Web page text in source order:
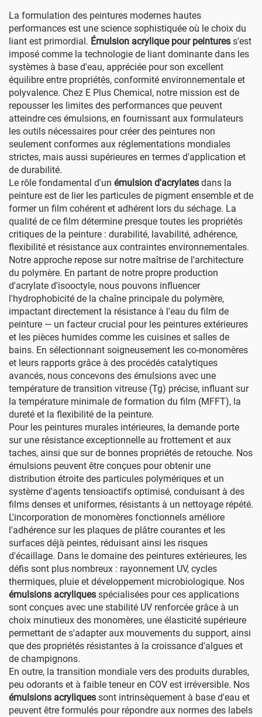
La formulation des peintures modernes hautes
performances est une science sophistiquée où le choix du
liant est primordial. Émulsion acrylique pour peintures s'est
imposé comme la technologie de liant dominante dans les
systèmes à base d'eau, appréciée pour son excellent
équilibre entre propriétés, conformité environnementale et
polyvalence. Chez E Plus Chemical, notre mission est de
repousser les limites des performances que peuvent
atteindre ces émulsions, en fournissant aux formulateurs
les outils nécessaires pour créer des peintures non
seulement conformes aux réglementations mondiales
strictes, mais aussi supérieures en termes d'application et
de durabilité.
Le rôle fondamental d'un émulsion d'acrylates dans la
peinture est de lier les particules de pigment ensemble et de
former un film cohérent et adhérent lors du séchage. La
qualité de ce film détermine presque toutes les propriétés
critiques de la peinture : durabilité, lavabilité, adhérence,
flexibilité et résistance aux contraintes environnementales.
Notre approche repose sur notre maîtrise de l'architecture
du polymère. En partant de notre propre production
d'acrylate d'isooctyle, nous pouvons influencer
l'hydrophobicité de la chaîne principale du polymère,
impactant directement la résistance à l'eau du film de
peinture — un facteur crucial pour les peintures extérieures
et les pièces humides comme les cuisines et salles de
bains. En sélectionnant soigneusement les co-monomères
et leurs rapports grâce à des procédés catalytiques
avancés, nous concevons des émulsions avec une
température de transition vitreuse (Tg) précise, influant sur
la température minimale de formation du film (MFFT), la
dureté et la flexibilité de la peinture.
Pour les peintures murales intérieures, la demande porte
sur une résistance exceptionnelle au frottement et aux
taches, ainsi que sur de bonnes propriétés de retouche. Nos
émulsions peuvent être conçues pour obtenir une
distribution étroite des particules polymériques et un
système d'agents tensioactifs optimisé, conduisant à des
films denses et uniformes, résistants à un nettoyage répété.
L'incorporation de monomères fonctionnels améliore
l'adhérence sur les plaques de plâtre courantes et les
surfaces déjà peintes, réduisant ainsi les risques
d'écaillage. Dans le domaine des peintures extérieures, les
défis sont plus nombreux : rayonnement UV, cycles
thermiques, pluie et développement microbiologique. Nos
émulsions acryliques spécialisées pour ces applications
sont conçues avec une stabilité UV renforcée grâce à un
choix minutieux des monomères, une élasticité supérieure
permettant de s'adapter aux mouvements du support, ainsi
que des propriétés résistantes à la croissance d'algues et
de champignons.
En outre, la transition mondiale vers des produits durables,
peu odorants et à faible teneur en COV est irréversible. Nos
émulsions acryliques sont intrinsèquement à base d'eau et
peuvent être formulés pour répondre aux normes des labels